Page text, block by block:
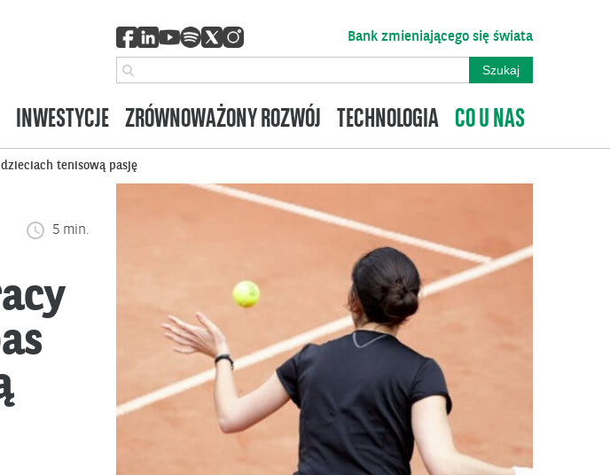
Bank zmieniającego się świata
INWESTYCJE ZRÓWNOWAŻONY ROZWÓJ TECHNOLOGIA CO U NAS
tenisową pasję
5 min.